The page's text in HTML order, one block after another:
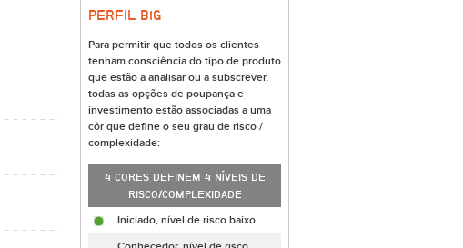
PERFIL BiG
Para permitir que todos os clientes
tenham consciência do tipo de produto
que estão a analisar ou a subscrever,
todas as opções de poupança e
investimento estão associadas a uma
côr que define o seu grau de risco /
complexidade:
4 CORES DEFINEM 4 NÍVEIS DE
RISCO/COMPLEXIDADE
Iniciado, nível de risco baixo